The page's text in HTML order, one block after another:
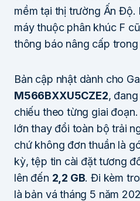
mềm tại thị trường Ấn Độ.
máy thuộc phân khúc F
thông báo nâng cấp
Bản cập nhật dành cho
M566BXXU5CZE2,
chiếu theo từng giai
lớn thay đổi toàn bộ trải
chứ không đơn thuần là
kỳ, tệp tin cài đặt tương
lên đến 2,2 GB. Đi kèm
là bản vá tháng 5 năm